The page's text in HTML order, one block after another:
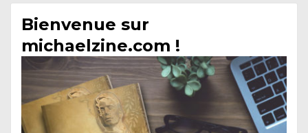
Bienvenue sur
michaelzine.com !